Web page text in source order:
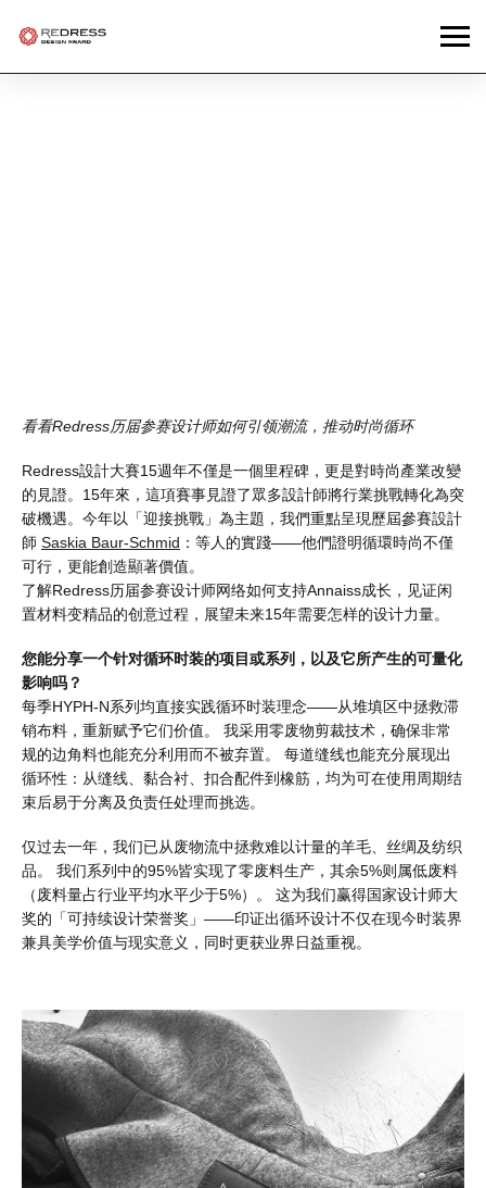
看看Redress历届参赛设计师如何引领潮流，推动时尚循环
Redress設計大賽15週年不僅是一個里程碑，更是對時尚產業改變
的見證。15年來，這項賽事見證了眾多設計師將行業挑戰轉化為突
破機遇。今年以「迎接挑戰」為主題，我們重點呈現歷屆參賽設計
師 Saskia Baur-Schmid ：等人的實踐——他們證明循環時尚不僅
可行，更能創造顯著價值。
了解Redress历届参赛设计师网络如何支持Annaiss成长，见证闲
置材料变精品的创意过程，展望未来15年需要怎样的设计力量。
您能分享一个针对循环时装的项目或系列，以及它所产生的可量化
影响吗？
每季HYPH-N系列均直接实践循环时装理念——从堆填区中拯救滞
销布料，重新赋予它们价值。 我采用零废物剪裁技术，确保非常
规的边角料也能充分利用而不被弃置。 每道缝线也能充分展现出
循环性：从缝线、黏合衬、扣合配件到橡筋，均为可在使用周期结
束后易于分离及负责任处理而挑选。
仅过去一年，我们已从废物流中拯救难以计量的羊毛、丝绸及纺织
品。 我们系列中的95%皆实现了零废料生产，其余5%则属低废料
（废料量占行业平均水平少于5%）。 这为我们赢得国家设计师大
奖的「可持续设计荣誉奖」——印证出循环设计不仅在现今时装界
兼具美学价值与现实意义，同时更获业界日益重视。